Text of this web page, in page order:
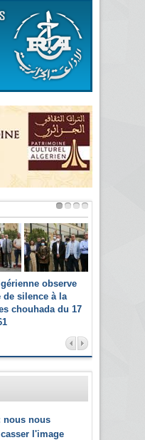
observe
de silence à la
chouhada du 17
nous nous
l'image